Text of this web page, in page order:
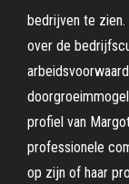
bedrijven te
over de
profiel van
professionele
op zijn of haar